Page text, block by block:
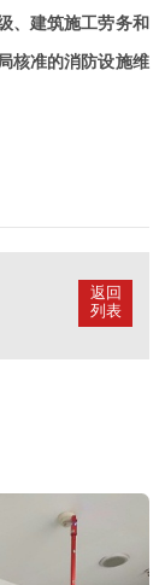
、建筑施工劳务和
核准的消防设施维
返回
列表